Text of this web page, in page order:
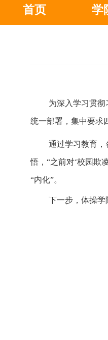
首页 学
为深入学习贯
统一部署，集中要求
通过学习教育，
悟，“之前对‘校园欺
“内化”。
下一步，体操学